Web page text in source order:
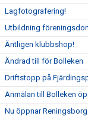
Lagfotografering!
Utbildning
Äntligen klubbshop!
Ändrad till för Bolleken
Driftstopp på
Anmälan till Bolleken
Nu öppnar Reningsborg